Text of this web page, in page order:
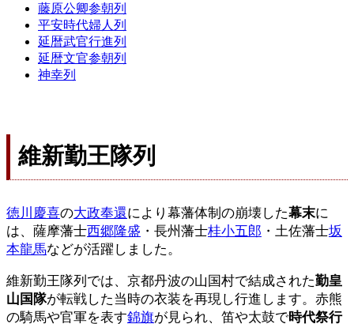
藤原公卿参朝列
平安時代婦人列
延暦武官行進列
延暦文官参朝列
神幸列
維新勤王隊列
徳川慶喜の大政奉還により幕藩体制の崩壊した幕末に
は、薩摩藩士西郷隆盛 ・長州藩士桂小五郎 ・土佐藩士坂
本龍馬などが活躍しました。
維新勤王隊列では、京都丹波の山国村で結成された勤皇
山国隊が転戦した当時の衣装を再現し行進します。赤熊
の騎馬や官軍を表す錦旗が見られ、笛や太鼓で時代祭行